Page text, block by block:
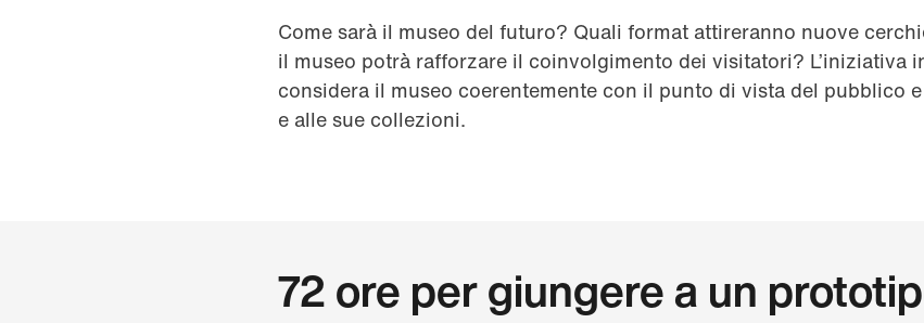
Come sarà il museo del futuro? Quali format attireranno nuove
il museo potrà rafforzare il coinvolgimento dei visitatori? L’iniziativa
considera il museo coerentemente con il punto di vista del pubblico
e alle sue collezioni.
72 ore per giungere a un